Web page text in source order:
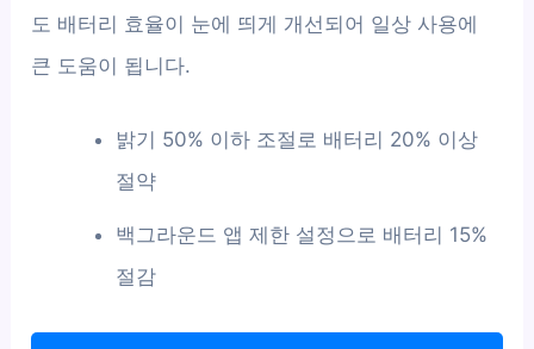
도 배터리 효율이 눈에 띄게 개선되어 일상 사용에
큰 도움이 됩니다.
밝기 50% 이하 조절로 배터리 20% 이상
절약
백그라운드 앱 제한 설정으로 배터리 15%
절감